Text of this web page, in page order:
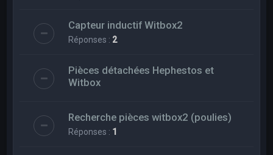
Capteur inductif Witbox2
Réponses : 2
Pièces détachées Hephestos et
Witbox
Recherche pièces witbox2 (poulies)
Réponses : 1